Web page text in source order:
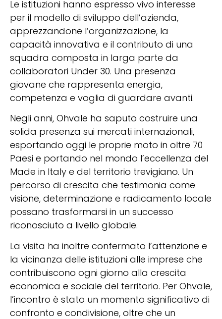
Le istituzioni hanno espresso vivo interesse
per il modello di sviluppo dell’azienda,
apprezzandone l’organizzazione, la
capacità innovativa e il contributo di una
squadra composta in larga parte da
collaboratori Under 30. Una presenza
giovane che rappresenta energia,
competenza e voglia di guardare avanti.
Negli anni, Ohvale ha saputo costruire una
solida presenza sui mercati internazionali,
esportando oggi le proprie moto in oltre 70
Paesi e portando nel mondo l’eccellenza del
Made in Italy e del territorio trevigiano. Un
percorso di crescita che testimonia come
visione, determinazione e radicamento locale
possano trasformarsi in un successo
riconosciuto a livello globale.
La visita ha inoltre confermato l’attenzione e
la vicinanza delle istituzioni alle imprese che
contribuiscono ogni giorno alla crescita
economica e sociale del territorio. Per Ohvale,
l’incontro è stato un momento significativo di
confronto e condivisione, oltre che un